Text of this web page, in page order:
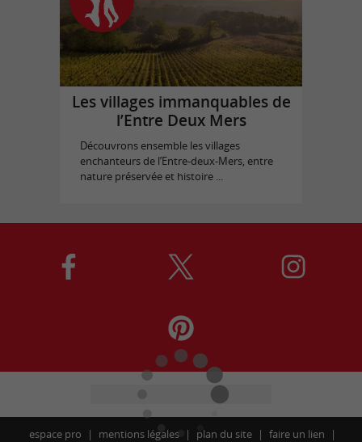
Les villages immanquables de
l’Entre Deux Mers
Découvrons ensemble les villages
enchanteurs de l’Entre-deux-Mers, entre
nature préservée et histoire ...
espace pro mentions légales plan du site faire un lien